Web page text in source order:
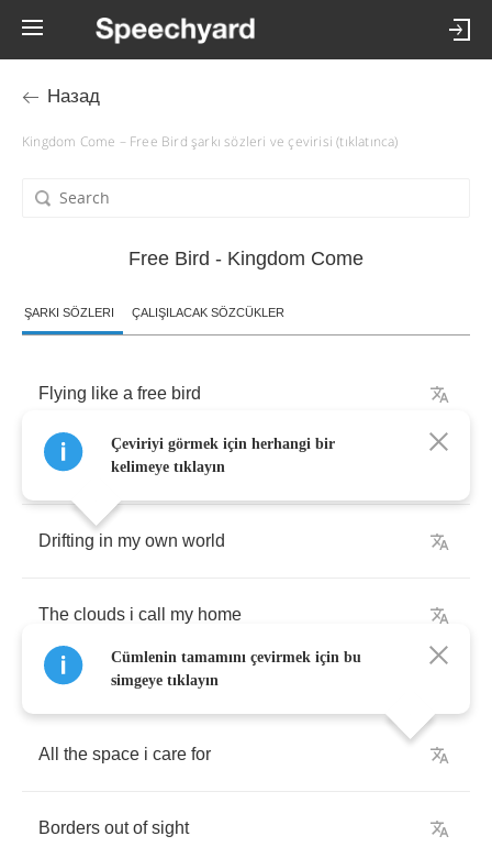
Назад
Kingdom Come – Free Bird şarkı sözleri ve çevirisi (tıklatınca)
Free Bird - Kingdom Come
ŞARKI SÖZLERI ÇALIŞILACAK SÖZCÜKLER
Flying like a free bird
Worries never known
Drifting in my own world
The clouds i call my home
All the space i care for
Borders out of sight
Çeviriyi görmek için herhangi bir
kelimeye tıklayın
Cümlenin tamamını çevirmek için bu
simgeye tıklayın